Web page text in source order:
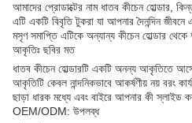
আমাদের প্রোডাক্টের নাম ধাতব কীচেন হোল্ডার,
এটি একটি বিবৃতি টুকরা যা আপনার দৈনন্দিন
মসৃণ সমাপ্তি এটিকে অন্যান্য কীচেন হোল্ডার
আকৃতিঃ ছবির মত
ধাতব কীচেন হোল্ডারটি একটি অনন্য আকৃতিতে
আকৃতিটি কেবল নান্দনিকভাবে আকর্ষণীয় নয় বরং
ছাড়া ধারক মধ্যে এবং বাইরে আপনার কী স্লাইড
OEM/ODM: উপলব্ধ